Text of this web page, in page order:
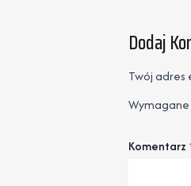
Dodaj
Twój adres
Komentarz